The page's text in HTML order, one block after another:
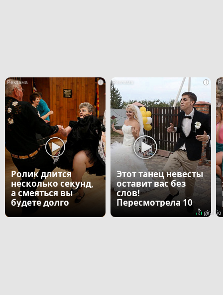
i
Ролик длится
несколько секунд,
а смеяться вы
будете долго
i
Этот танец невесты
оставит вас без
слов!
Пересмотрела 10